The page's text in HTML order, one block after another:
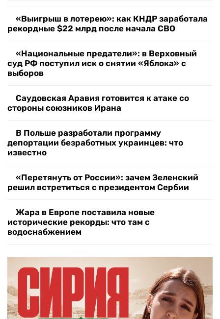
«Выигрыш в лотерею»: как КНДР заработала
рекордные $22 млрд после начала СВО
«Национальные предатели»: в Верховный
суд РФ поступил иск о снятии «Яблока» с
выборов
Саудовская Аравия готовится к атаке со
стороны союзников Ирана
В Польше разработали программу
депортации безработных украинцев: что
известно
«Перетянуть от России»: зачем Зеленский
решил встретиться с президентом Сербии
Жара в Европе поставила новые
исторические рекорды: что там с
водоснабжением